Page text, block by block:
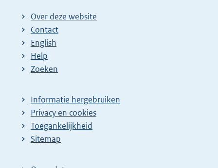
Over deze website
Contact
English
Help
Zoeken
Informatie hergebruiken
Privacy en cookies
Toegankelijkheid
Sitemap